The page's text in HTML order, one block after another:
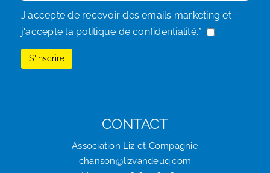
J'accepte de recevoir des emails marketing et
j'accepte la politique de confidentialité.*
CONTACT
Association Liz et Compagnie
chanson@lizvandeuq.com